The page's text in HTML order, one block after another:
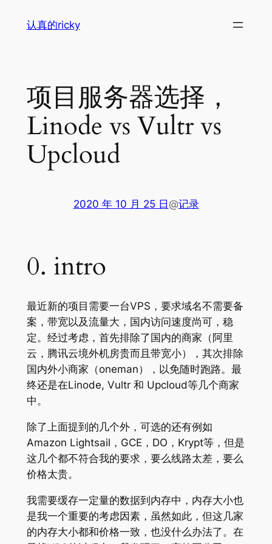
认真的ricky
项目服务器选择，
Linode vs Vultr vs
Upcloud
2020 年 10 月 25 日 @记录
0. intro
最近新的项目需要一台VPS，要求域名不需要备
案，带宽以及流量大，国内访问速度尚可，稳
定。经过考虑，首先排除了国内的商家（阿里
云，腾讯云境外机房贵而且带宽小），其次排除
国内外小商家（oneman），以免随时跑路。最
终还是在Linode, Vultr 和 Upcloud等几个商家
中。
除了上面提到的几个外，可选的还有例如
Amazon Lightsail，GCE，DO，Krypt等，但是
这几个都不符合我的要求，要么线路太差，要么
价格太贵。
我需要缓存一定量的数据到内存中，内存大小也
是我一个重要的考虑因素，虽然如此，但这几家
的内存大小都和价格一致，也没什么办法了。在